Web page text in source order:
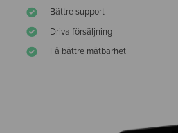
Bättre support
Driva försäljning
Få bättre mätbarhet